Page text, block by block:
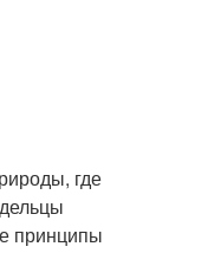
где
принципы